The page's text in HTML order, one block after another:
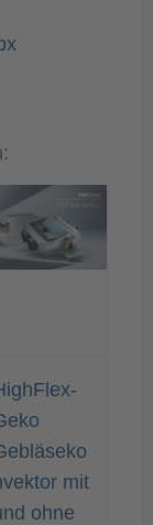
mit
ohne